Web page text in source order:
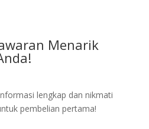
Menarik
lengkap dan nikmati
pembelian pertama!